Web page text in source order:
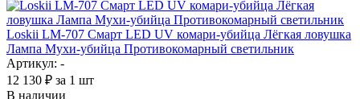
Loskii LM-707 Смарт LED UV комари-убийца Лёгкая ловушка
Лампа Мухи-убийца Противокомарный светильник
Артикул: -
12 130 ₽ за 1 шт
В наличии